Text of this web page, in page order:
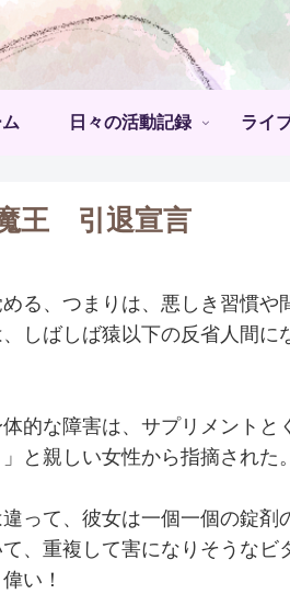
日々の活動記録 ライ
王 引退宣言
る、つまりは、悪しき習慣
しばしば猿以下の反省人間に
的な障害は、サプリメントと
と親しい女性から指摘され
って、彼女は一個一個の錠剤
、重複して害になりそうなビ
い！